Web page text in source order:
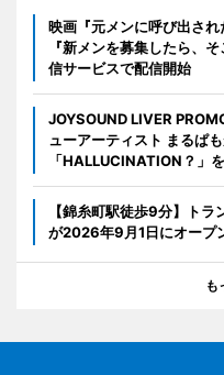
映画『元メンに呼び出され
『新メンを募集したら、
信サービスで配信開始
JOYSOUND LIVER
ューアーティスト まるぱ
「HALLUCINATION？」
【錦糸町駅徒歩9分】トラ
が2026年9月1日にオープ
も